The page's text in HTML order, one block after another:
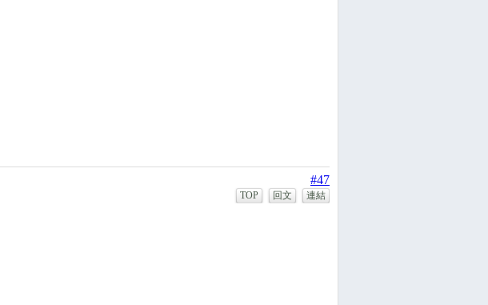
#47
TOP 回文 連結